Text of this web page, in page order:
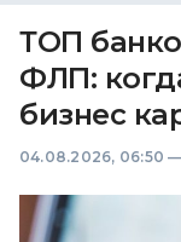
ТОП
ФЛП:
бизнес
04.08.2026, 06:50 —